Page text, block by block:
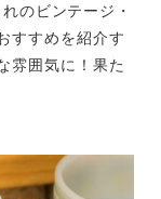
のビンテージ・
すすめを紹介す
雰囲気に！果た